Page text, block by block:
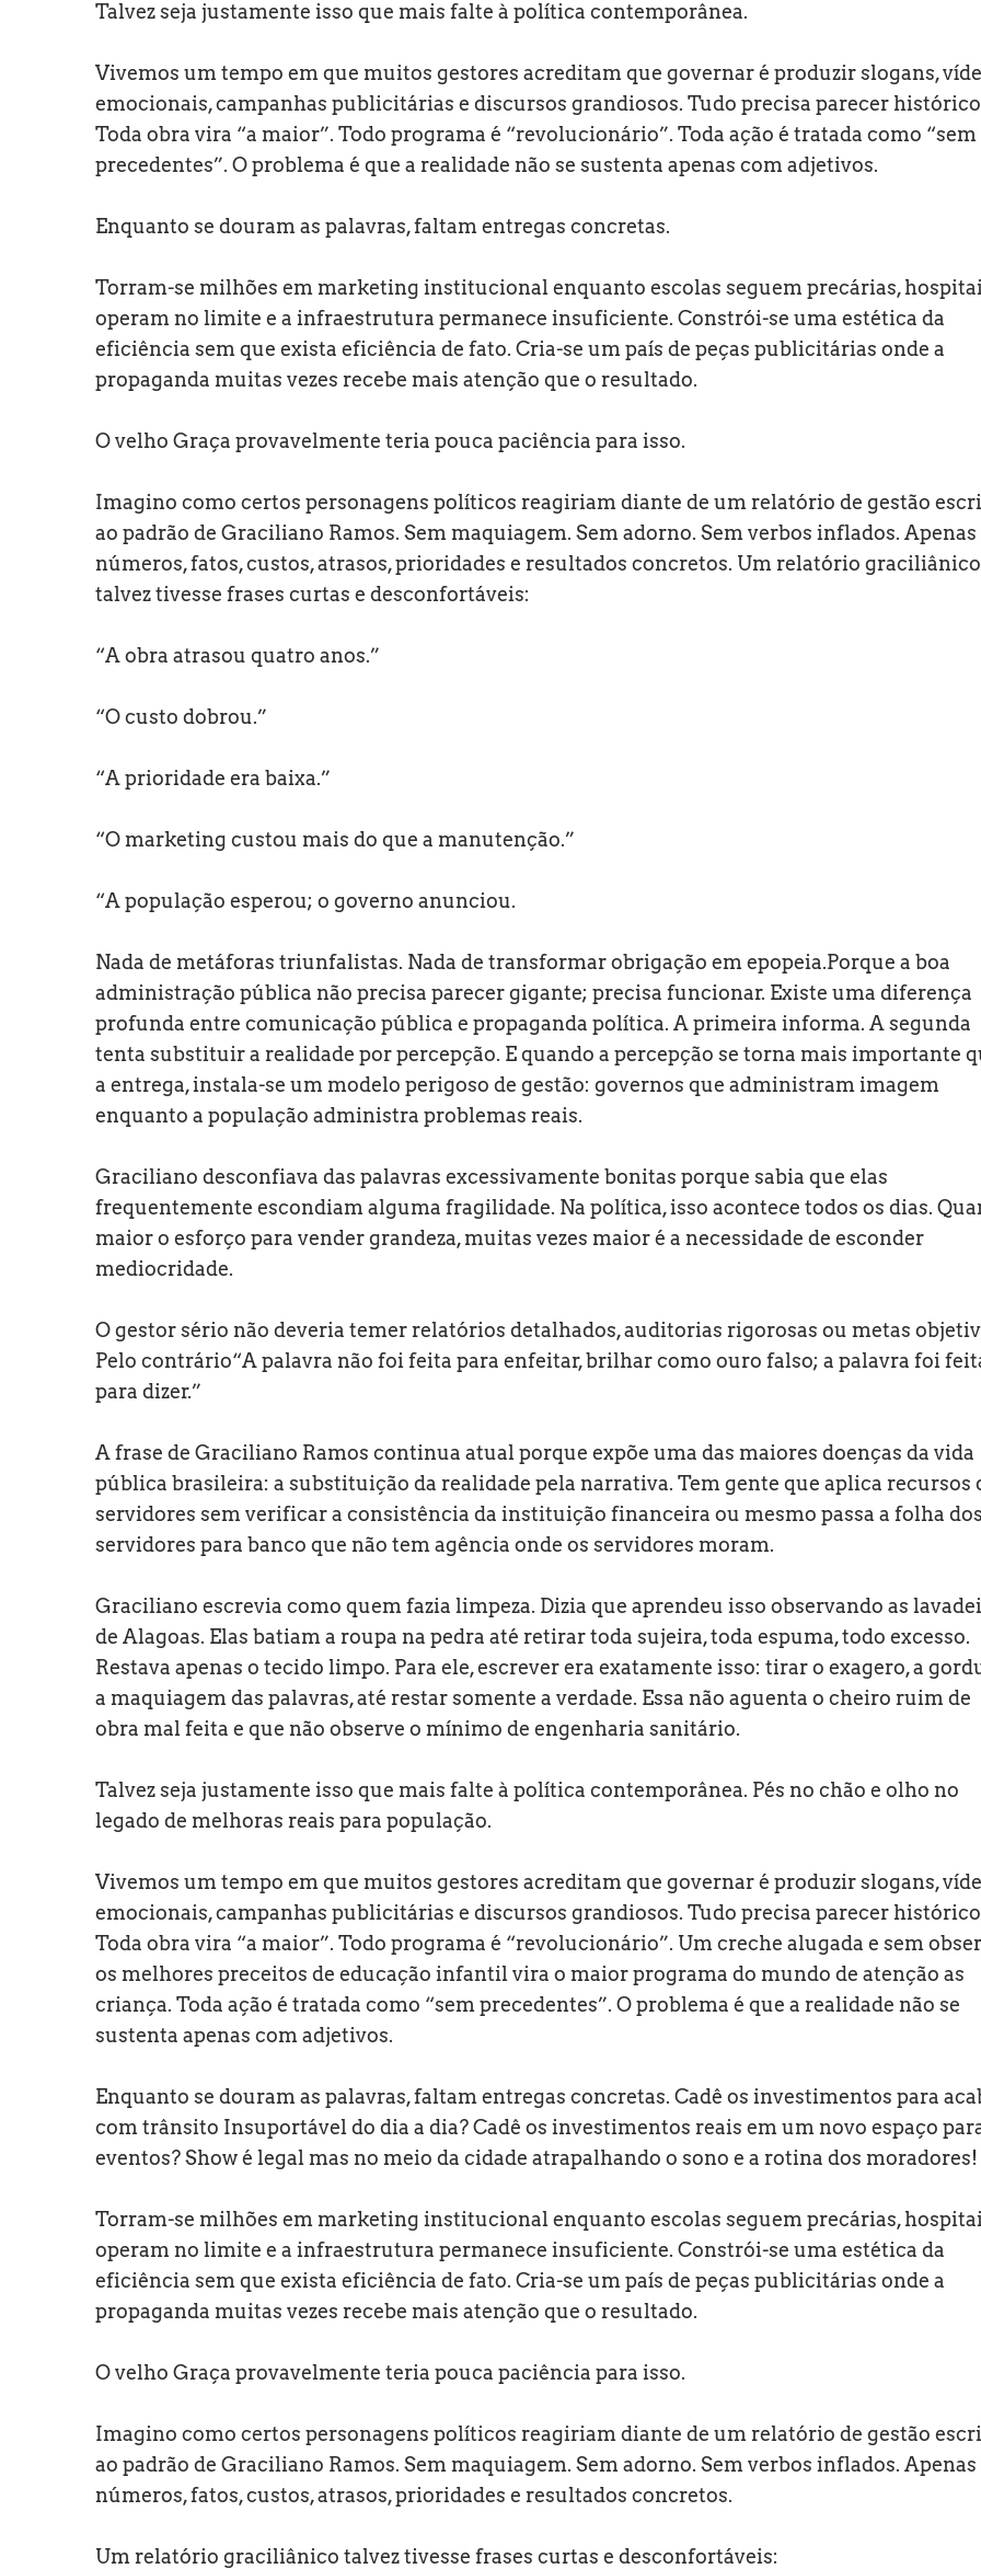
Talvez seja justamente isso que mais falte à política contemporânea.
Vivemos um tempo em que muitos gestores acreditam que governar é produzir slogans,
emocionais, campanhas publicitárias e discursos grandiosos. Tudo precisa parecer
Toda obra vira “a maior”. Todo programa é “revolucionário”. Toda ação é tratada como “sem
precedentes”. O problema é que a realidade não se sustenta apenas com adjetivos.
Enquanto se douram as palavras, faltam entregas concretas.
Torram-se milhões em marketing institucional enquanto escolas seguem precárias,
operam no limite e a infraestrutura permanece insuficiente. Constrói-se uma estética da
eficiência sem que exista eficiência de fato. Cria-se um país de peças publicitárias onde a
propaganda muitas vezes recebe mais atenção que o resultado.
O velho Graça provavelmente teria pouca paciência para isso.
Imagino como certos personagens políticos reagiriam diante de um relatório de gestão
ao padrão de Graciliano Ramos. Sem maquiagem. Sem adorno. Sem verbos inflados. Apenas
números, fatos, custos, atrasos, prioridades e resultados concretos. Um relatório graciliânico
talvez tivesse frases curtas e desconfortáveis:
“A obra atrasou quatro anos.”
“O custo dobrou.”
“A prioridade era baixa.”
“O marketing custou mais do que a manutenção.”
“A população esperou; o governo anunciou.
Nada de metáforas triunfalistas. Nada de transformar obrigação em epopeia.Porque a boa
administração pública não precisa parecer gigante; precisa funcionar. Existe uma diferença
profunda entre comunicação pública e propaganda política. A primeira informa. A segunda
tenta substituir a realidade por percepção. E quando a percepção se torna mais importante
a entrega, instala-se um modelo perigoso de gestão: governos que administram imagem
enquanto a população administra problemas reais.
Graciliano desconfiava das palavras excessivamente bonitas porque sabia que elas
frequentemente escondiam alguma fragilidade. Na política, isso acontece todos os dias.
maior o esforço para vender grandeza, muitas vezes maior é a necessidade de esconder
mediocridade.
O gestor sério não deveria temer relatórios detalhados, auditorias rigorosas ou metas
Pelo contrário“A palavra não foi feita para enfeitar, brilhar como ouro falso; a palavra foi
para dizer.”
A frase de Graciliano Ramos continua atual porque expõe uma das maiores doenças da vida
pública brasileira: a substituição da realidade pela narrativa. Tem gente que aplica recursos
servidores sem verificar a consistência da instituição financeira ou mesmo passa a folha
servidores para banco que não tem agência onde os servidores moram.
Graciliano escrevia como quem fazia limpeza. Dizia que aprendeu isso observando as
de Alagoas. Elas batiam a roupa na pedra até retirar toda sujeira, toda espuma, todo excesso.
Restava apenas o tecido limpo. Para ele, escrever era exatamente isso: tirar o exagero, a
a maquiagem das palavras, até restar somente a verdade. Essa não aguenta o cheiro ruim de
obra mal feita e que não observe o mínimo de engenharia sanitário.
Talvez seja justamente isso que mais falte à política contemporânea. Pés no chão e olho no
legado de melhoras reais para população.
Vivemos um tempo em que muitos gestores acreditam que governar é produzir slogans,
emocionais, campanhas publicitárias e discursos grandiosos. Tudo precisa parecer
Toda obra vira “a maior”. Todo programa é “revolucionário”. Um creche alugada e sem
os melhores preceitos de educação infantil vira o maior programa do mundo de atenção as
criança. Toda ação é tratada como “sem precedentes”. O problema é que a realidade não se
sustenta apenas com adjetivos.
Enquanto se douram as palavras, faltam entregas concretas. Cadê os investimentos para
com trânsito Insuportável do dia a dia? Cadê os investimentos reais em um novo espaço
eventos? Show é legal mas no meio da cidade atrapalhando o sono e a rotina dos moradores!
Torram-se milhões em marketing institucional enquanto escolas seguem precárias,
operam no limite e a infraestrutura permanece insuficiente. Constrói-se uma estética da
eficiência sem que exista eficiência de fato. Cria-se um país de peças publicitárias onde a
propaganda muitas vezes recebe mais atenção que o resultado.
O velho Graça provavelmente teria pouca paciência para isso.
Imagino como certos personagens políticos reagiriam diante de um relatório de gestão
ao padrão de Graciliano Ramos. Sem maquiagem. Sem adorno. Sem verbos inflados. Apenas
números, fatos, custos, atrasos, prioridades e resultados concretos.
Um relatório graciliânico talvez tivesse frases curtas e desconfortáveis: